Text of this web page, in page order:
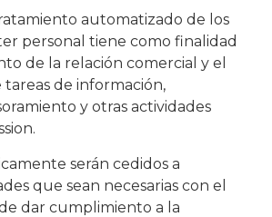
automatizado de los
personal tiene como finalidad
de la relación comercial y el
de información,
y otras actividades
serán cedidos a
que sean necesarias con el
dar cumplimiento a la